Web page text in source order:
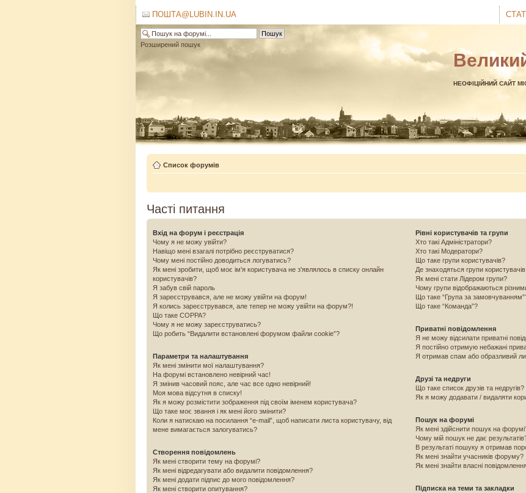
ПОШТА@LUBIN.IN.UA
НЕОФІЦІЙНИЙ САЙТ
Розширений пошук
Список форумів
Часті питання
Вхід на форум і реєстрація
Чому я не можу увійти?
Навіщо мені взагалі потрібно реєструватися?
Чому мені постійно доводиться логуватись?
Як мені зробити, щоб моє ім'я користувача не з'являлось в списку онлайн
користувачів?
Я забув свій пароль
Я зареєструвався, але не можу увійти на форум!
Я колись зареєструвався, але тепер не можу увійти на форум?!
Що таке COPPA?
Чому я не можу зареєструватись?
Що робить “Видалити встановлені форумом файли cookie”?
Параметри та налаштування
Як мені змінити мої налаштування?
На форумі встановлено невірний час!
Я змінив часовий пояс, але час все одно невірний!
Моя мова відсутня в списку!
Як я можу розмістити зображення під своїм іменем користувача?
Що таке моє звання і як мені його змінити?
Коли я натискаю на посилання “e-mail”, щоб написати листа користувачу, від
мене вимагається залогуватись?
Створення повідомлень
Як мені створити тему на форумі?
Як мені відредагувати або видалити повідомлення?
Як мені додати підпис до мого повідомлення?
Як мені створити опитування?
Рівні користувачів та групи
Хто такі Адміністратори?
Хто такі Модератори?
Що таке групи користувачів?
Де знаходяться групи
Як мені стати Лідером групи?
Чому групи відображаються
Що таке “Група за
Що таке “Команда”?
Приватні повідомлення
Я не можу відсилати приватні
Я постійно отримую небажані
Я отримав спам або образливий
Друзі та недруги
Що таке список друзів та недругів?
Як я можу додавати / видаляти
Пошук на форумі
Як мені здійснити пошук на
Чому мій пошук не дає
В результаті пошуку я отримав
Як мені знайти учасників форуму?
Як мені знайти власні
Підписка на теми та закладки